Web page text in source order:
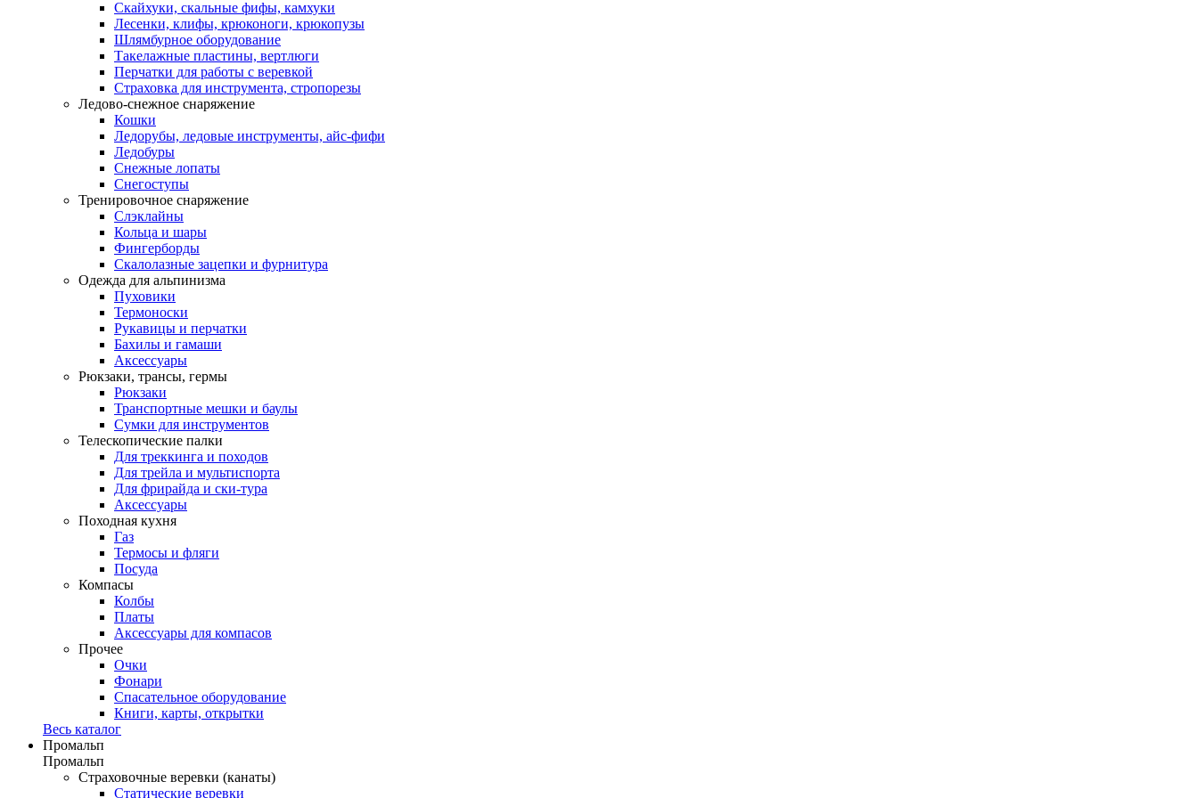
Скайхуки, скальные фифы, камхуки
Лесенки, клифы, крюконоги, крюкопузы
Шлямбурное оборудование
Такелажные пластины, вертлюги
Перчатки для работы с веревкой
Страховка для инструмента, стропорезы
Ледово-снежное снаряжение
Кошки
Ледорубы, ледовые инструменты, айс-фифи
Ледобуры
Снежные лопаты
Снегоступы
Тренировочное снаряжение
Слэклайны
Кольца и шары
Фингерборды
Скалолазные зацепки и фурнитура
Одежда для альпинизма
Пуховики
Термоноски
Рукавицы и перчатки
Бахилы и гамаши
Аксессуары
Рюкзаки, трансы, гермы
Рюкзаки
Транспортные мешки и баулы
Сумки для инструментов
Телескопические палки
Для треккинга и походов
Для трейла и мультиспорта
Для фрирайда и ски-тура
Аксессуары
Походная кухня
Газ
Термосы и фляги
Посуда
Компасы
Колбы
Платы
Аксессуары для компасов
Прочее
Очки
Фонари
Спасательное оборудование
Книги, карты, открытки
Весь каталог
Промальп
Промальп
Страховочные веревки (канаты)
Статические веревки